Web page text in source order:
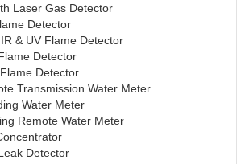
Laser Gas Detector
Detector
& UV Flame Detector
Detector
Detector
Transmission Water Meter
Water Meter
Remote Water Meter
Detector